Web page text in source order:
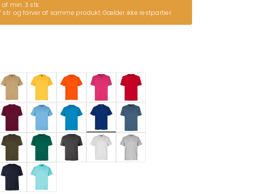
min. 3 stk.
og farver af samme produkt. Gælder ikke restpartier.
valgte